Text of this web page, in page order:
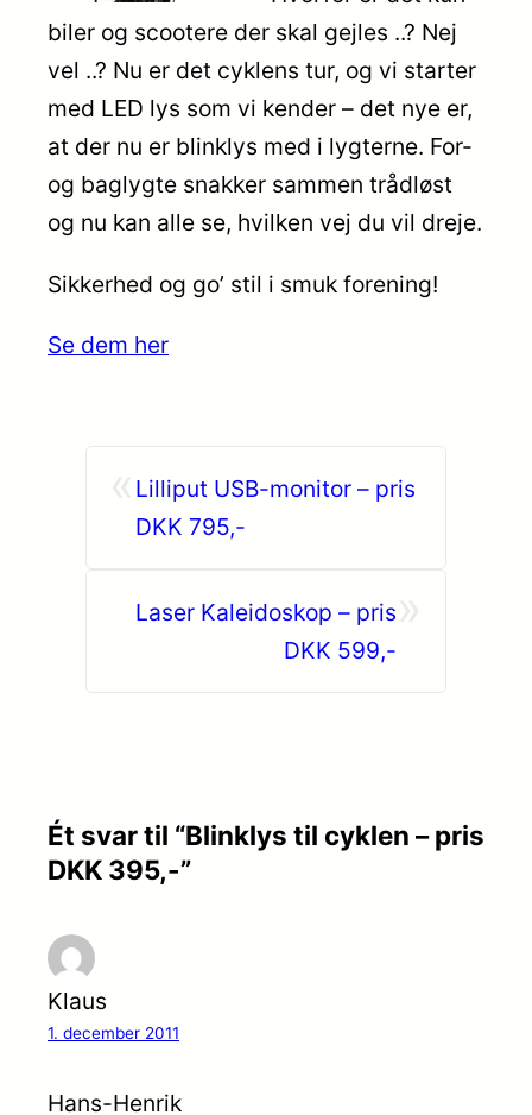
biler og scootere der skal gejles ..? Nej
vel ..? Nu er det cyklens tur, og vi starter
med LED lys som vi kender – det nye er,
at der nu er blinklys med i lygterne. For-
og baglygte snakker sammen trådløst
og nu kan alle se, hvilken vej du vil dreje.
Sikkerhed og go’ stil i smuk forening!
Se dem her
Lilliput USB-monitor – pris
DKK 795,-
Laser Kaleidoskop – pris
DKK 599,-
Ét svar til “Blinklys til cyklen – pris
DKK 395,-”
Klaus
1. december 2011
Hans-Henrik